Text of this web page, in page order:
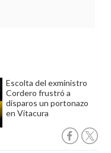
Escolta del exministro
Cordero frustró a
disparos un portonazo
en Vitacura